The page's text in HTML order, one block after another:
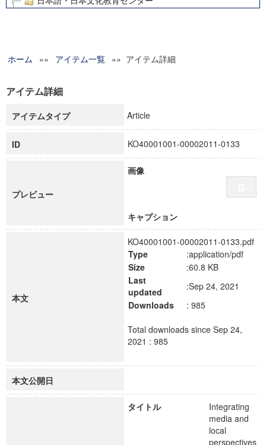
グローバルリサーチインスティテュート
科学研究費補助金研究成果報告書
慶應義塾大学グローバルCOEプログラム市民社会ガバナンス
慶應義塾大学グローバルCOEプログラム論理と感性の先端的
博士課程教育リーディングプログラム「超成熟社会発展のサ
学術雑誌掲載論文等(8)
ホーム »» アイテム一覧 »» アイテム詳細
アイテム詳細
アイテムタイプ Article
ID KO40001001-00002011-0133
プレビュー
画像
キャプション
本文
KO40001001-00002011-0133.pdf
Type
:application/pdf
Size
:60.8 KB
Last
updated
:Sep 24, 2021
Downloads
: 985
Total downloads since Sep 24,
2021 : 985
本文公開日
タイトル
Integrating
media and
local
perspectives